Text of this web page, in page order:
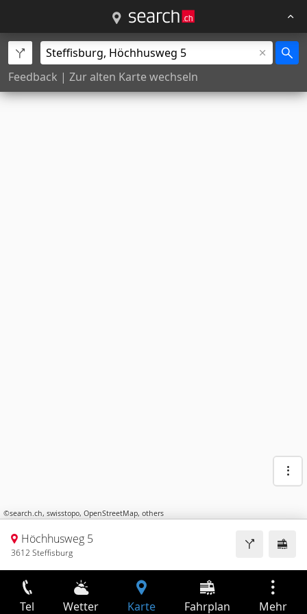
Feedback | Zur alten Karte wechseln
©search.ch, swisstopo, OpenStreetMap, others
Höchhusweg 5
3612 Steffisburg
Tel Wetter Karte Fahrplan Mehr